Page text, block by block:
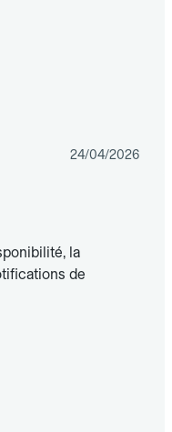
24/04/2026
la
de